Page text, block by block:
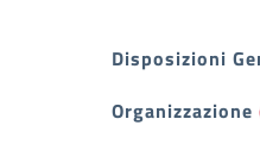
Filtri
Disposizioni
Organizzazione